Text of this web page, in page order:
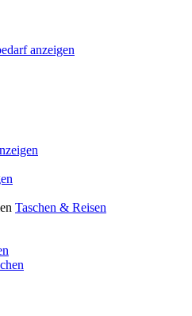
anzeigen
Taschen & Reisen